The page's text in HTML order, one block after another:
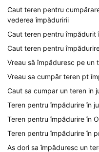
Caut teren pentru
vederea împăduririi
Caut teren pentru împădurit
Caut teren pentru
Vreau să împăduresc pe un
Vreau sa cumpăr teren pt
Caut sa cumpar un teren in
Teren pentru împădurire în
Teren pentru împădurire în
Teren pentru împădurire în
As dori sa împăduresc un